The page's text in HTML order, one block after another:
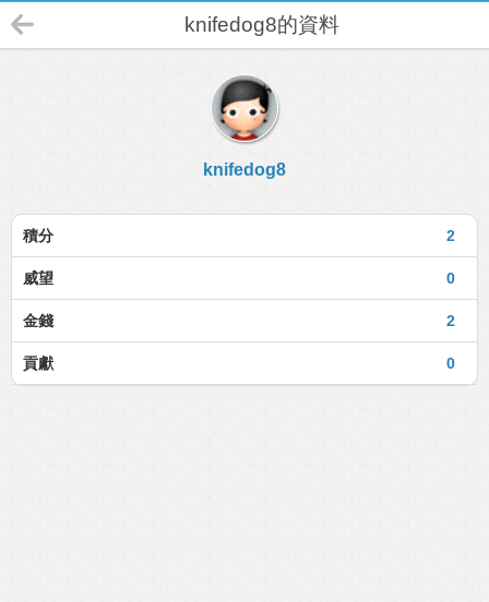
knifedog8的資料
knifedog8
2
積分
0
威望
2
金錢
0
貢獻